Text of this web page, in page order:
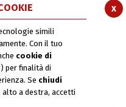
noi
series
x
simili
Con il tuo
cookie di
per finalità di
Se chiudi
alto a destra, accetti